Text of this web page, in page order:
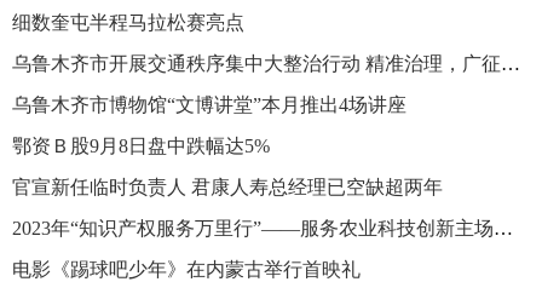
细数奎屯半程马拉松赛亮点
乌鲁木齐市开展交通秩序集中大整治行动 精准治理，广征民意，提升群众安全文明出行意识
乌鲁木齐市博物馆“文博讲堂”本月推出4场讲座
鄂资Ｂ股9月8日盘中跌幅达5%
官宣新任临时负责人 君康人寿总经理已空缺超两年
2023年“知识产权服务万里行”——服务农业科技创新主场活动启动
电影《踢球吧少年》在内蒙古举行首映礼